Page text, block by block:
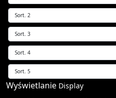
Wyświetlanie Display